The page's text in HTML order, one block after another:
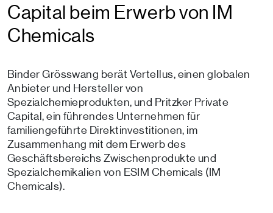
Capital beim Erwerb von IM
Chemicals
Binder Grösswang berät Vertellus, einen globalen
Anbieter und Hersteller von
Spezialchemieprodukten, und Pritzker Private
Capital, ein führendes Unternehmen für
familiengeführte Direktinvestitionen, im
Zusammenhang mit dem Erwerb des
Geschäftsbereichs Zwischenprodukte und
Spezialchemikalien von ESIM Chemicals (IM
Chemicals).